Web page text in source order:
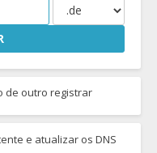
de outro registrar
e atualizar os DNS